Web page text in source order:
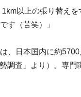
以上の張り替え
す（苦笑）」
、日本国内に約
査」より）。専門